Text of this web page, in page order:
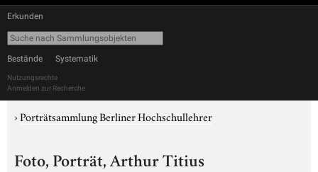
Erkunden
Bestände Systematik
Nutzungsrechte
Anmelden zur Recherche
›Porträtsammlung Berliner Hochschullehrer
Foto, Porträt, Arthur Titius